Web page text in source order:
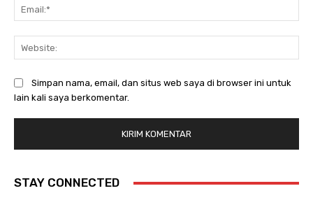
Simpan nama, email, dan situs web saya di browser ini untuk
lain kali saya berkomentar.
STAY CONNECTED